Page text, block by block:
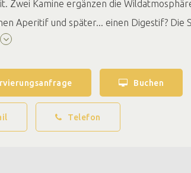
Zwei Kamine ergänzen die
Aperitif und später... einen Digestif? Die
an Wildgerichten. Ob Hasen,
Spezialität.
in der Wildsaison unsere mehrtägigen
oder Radtour in der
Buchen
Telefon